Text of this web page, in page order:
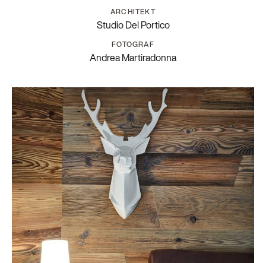
ARCHITEKT
Studio Del Portico
FOTOGRAF
Andrea Martiradonna